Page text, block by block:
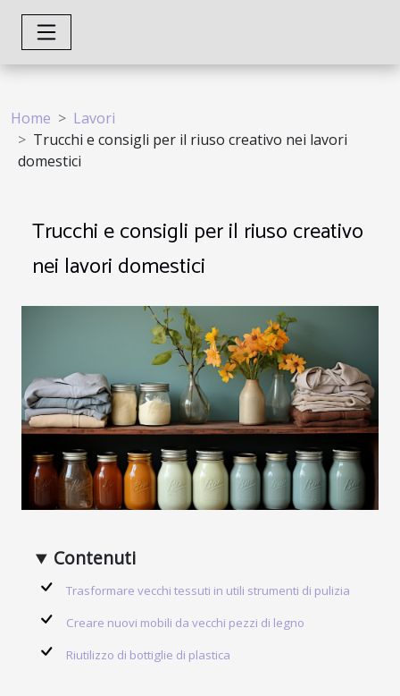
Home
Lavori
Trucchi e consigli per il riuso creativo nei lavori
domestici
Trucchi e consigli per il riuso creativo
nei lavori domestici
Contenuti
Trasformare vecchi tessuti in utili strumenti di pulizia
Creare nuovi mobili da vecchi pezzi di legno
Riutilizzo di bottiglie di plastica